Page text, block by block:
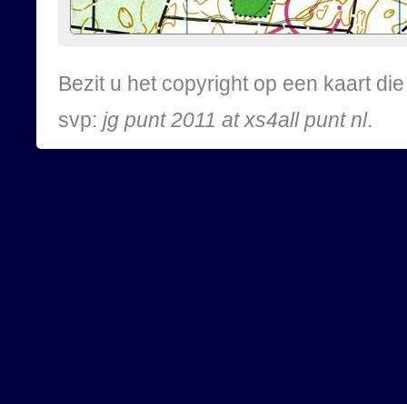
Bezit u het copyright op een kaart
svp: jg punt 2011 at xs4all punt nl.